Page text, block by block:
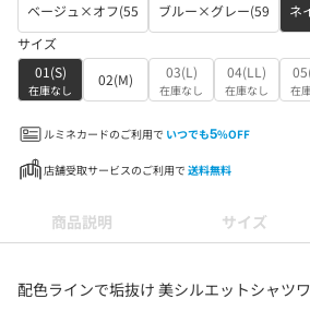
ベージュ×オフ(55
ブルー×グレー(59
ネ
サイズ
01(S)
在庫なし
02(M) 03(L)
在庫なし
04(LL)
在庫なし 在
ルミネカードのご利用で いつでも5%OFF
店舗受取サービスのご利用で 送料無料
商品説明 サイズ
配色ラインで垢抜け 美シルエットシャツ